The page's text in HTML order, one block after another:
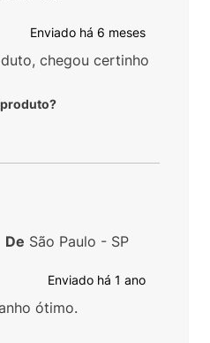
Enviado há 6 meses
chegou certinho
Enviado há 1 ano
ótimo.
De São Paulo - SP